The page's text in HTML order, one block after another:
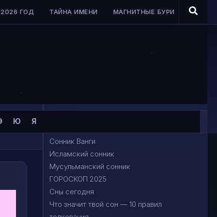
ГОД ТАЙНА ИМЕНИ МАГНИТНЫЕ БУРИ
Ю Я
Сонник Ванги
Исламский сонник
Мусульманский сонник
ГОРОСКОП 2025
Сны сегодня
Что значит твой сон — 10 правил